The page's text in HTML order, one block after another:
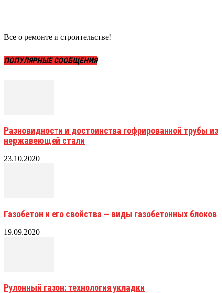
Все о ремонте и строительстве!
ПОПУЛЯРНЫЕ СООБЩЕНИЯ
Разновидности и достоинства гофрированной трубы из
нержавеющей стали
23.10.2020
Газобетон и его свойства — виды газобетонных блоков
19.09.2020
Рулонный газон: технология укладки